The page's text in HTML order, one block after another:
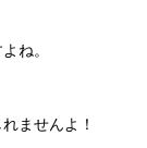
ね。
ませんよ！